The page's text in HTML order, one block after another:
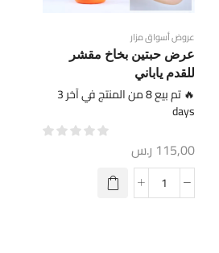
عروض أسواق مزار
عرض حبتين بخاخ مقشر
للقدم ياباني
🔥 تم بيع 8 من المنتج في آخر 3
days
115,00 ر.س